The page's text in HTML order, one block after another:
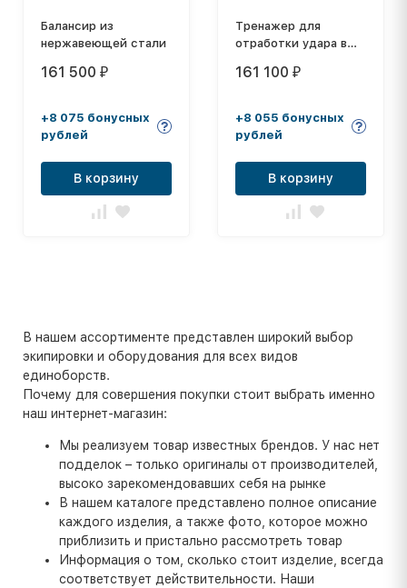
Балансир из
нержавеющей стали
161 500 ₽
+8 075 бонусных
рублей
В корзину
Тренажер для
отработки удара в
автоматической
161 100 ₽
+8 055 бонусных
рублей
В корзину
В нашем ассортименте представлен широкий выбор
экипировки и оборудования для всех видов
единоборств.
Почему для совершения покупки стоит выбрать именно
наш интернет-магазин:
Мы реализуем товар известных брендов. У нас нет
подделок – только оригиналы от производителей,
высоко зарекомендовавших себя на рынке
В нашем каталоге представлено полное описание
каждого изделия, а также фото, которое можно
приблизить и пристально рассмотреть товар
Информация о том, сколько стоит изделие, всегда
соответствует действительности. Наши